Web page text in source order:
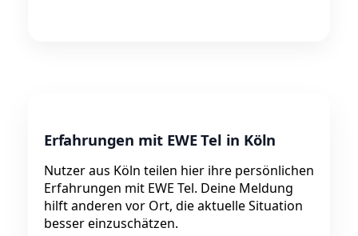
Erfahrungen mit EWE Tel in Köln
Nutzer aus Köln teilen hier ihre persönlichen
Erfahrungen mit EWE Tel. Deine Meldung
hilft anderen vor Ort, die aktuelle Situation
besser einzuschätzen.